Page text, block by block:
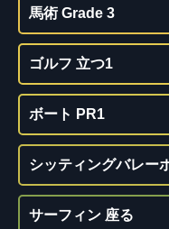
馬術 Grade 3
ゴルフ 立つ1
ボート PR1
シッティングバレー
サーフィン 座る